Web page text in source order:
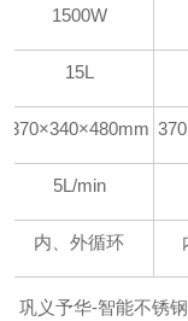
1500W
15L
370×340×480mm
5L/min
内、外循环
巩义予华-智能不锈